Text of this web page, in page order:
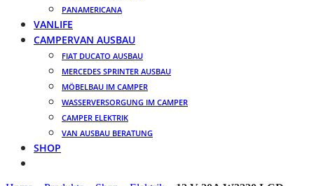
PANAMERICANA
VANLIFE
CAMPERVAN AUSBAU
FIAT DUCATO AUSBAU
MERCEDES SPRINTER AUSBAU
MÖBELBAU IM CAMPER
WASSERVERSORGUNG IM CAMPER
CAMPER ELEKTRIK
VAN AUSBAU BERATUNG
SHOP